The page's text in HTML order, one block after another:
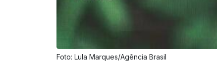
Foto: Lula Marques/Agência Brasil